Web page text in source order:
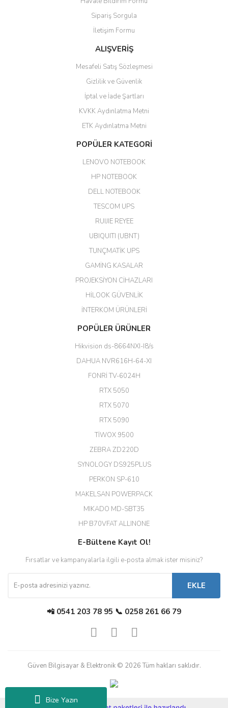
Bize Yazın
hızlı güvenli bir alışveriş oldu
Yalçın Kaya | 20/06/2026
ahmet yiğit | 29/04/2026
Aldığım ürün kapalı kutu teslim
edildi. Teşekkür ederim.
GÜRKAN KETHÜDAOĞLU |
Her şey için teşekkür ederim çok
Erdal Cingöz | 07/02/2026
Başarılı. Bu vasıfta bir ürünü bu
kadar uygun fiyata bulabilmek
büyük şans. Güvenliticaret
(HIKVISION DS-3E0326P-E/M(B)
EROL ÇAKMAK | 26/12/2025
Diğer yorumları göster
Sipariş Sorgula
İletişim Formu
ALIŞVERİŞ
Mesafeli Satış Sözleşmesi
Gizlilik ve Güvenlik
İptal ve İade Şartları
KVKK Aydınlatma Metni
ETK Aydınlatma Metni
POPÜLER KATEGORİ
LENOVO NOTEBOOK
HP NOTEBOOK
DELL NOTEBOOK
TESCOM UPS
RUIJIE REYEE
UBIQUITI (UBNT)
TUNÇMATİK UPS
GAMİNG KASALAR
PROJEKSİYON CİHAZLARI
HİLOOK GÜVENLİK
İNTERKOM ÜRÜNLERİ
POPÜLER ÜRÜNLER
Hikvision ds-8664NXI-I8/s
DAHUA NVR616H-64-XI
FONRİ TV-6024H
RTX 5050
RTX 5070
RTX 5090
TİWOX 9500
ZEBRA ZD220D
SYNOLOGY DS925PLUS
PERKON SP-610
MAKELSAN POWERPACK
MIKADO MD-SBT35
HP B70VFAT ALLINONE
E-Bültene Kayıt Ol!
Fırsatlar ve kampanyalarla ilgili e-posta almak ister misiniz?
EKLE
📲 0541 203 78 95 📞 0258 261 66 79
Güven Bilgisayar & Elektronik © 2026 Tüm hakları saklıdır.